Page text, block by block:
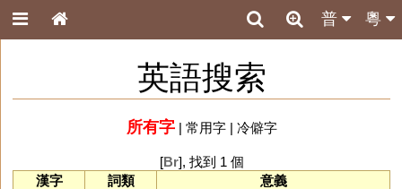
粵
普
英語搜索
所有字| 常用字| 冷僻字
[Br], 找到 1 個
漢字
詞類
意義